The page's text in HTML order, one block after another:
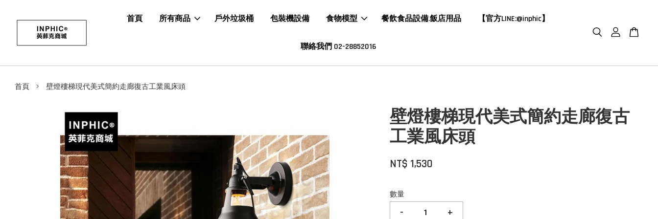
首頁 所有商品 戶外垃圾桶 包裝機設備 食物模型 餐飲食品設備.飯店用品 【官方LINE:@inphic】
聯絡我們 02-28852016
首頁 › 壁燈樓梯現代美式簡約走廊復古工業風床頭
壁燈樓梯現代美式簡約走廊復古
工業風床頭
NT$ 1,530
數量
- +